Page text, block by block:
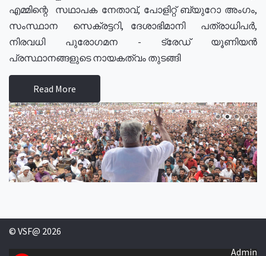
എമ്മിന്റെ സഥാപക നേതാവ്, പോളിറ്റ് ബ്യുറോ അംഗം,
സംസ്ഥാന സെക്രട്ടറി, ദേശാഭിമാനി പത്രാധിപർ,
നിരവധി പുരോഗമന - ട്രേഡ് യൂണിയൻ
പ്രസ്ഥാനങ്ങളുടെ നായകത്വം തുടങ്ങി
Read More
© VSF@ 2026
Admin